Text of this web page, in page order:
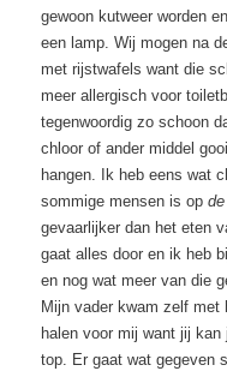
gewoon kutweer worden
een lamp. Wij mogen na
met rijstwafels want die
meer allergisch voor
tegenwoordig zo schoon
chloor of ander middel
hangen. Ik heb eens wat
sommige mensen is opde
gevaarlijker dan het eten
gaat alles door en ik heb
en nog wat meer van die
Mijn vader kwam zelf
halen voor mij want jij
top. Er gaat wat gegeven